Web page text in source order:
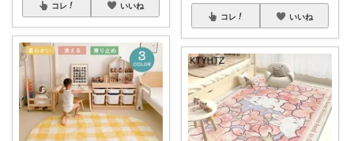
コレ いいね
コレ いいね